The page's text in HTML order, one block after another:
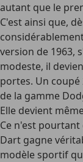
autant que le
C'est ainsi que,
version de 1963,
modeste, il
portes. Un
de la gamme
Elle devient
Ce n'est pourtant
Dart gagne
modèle sportif